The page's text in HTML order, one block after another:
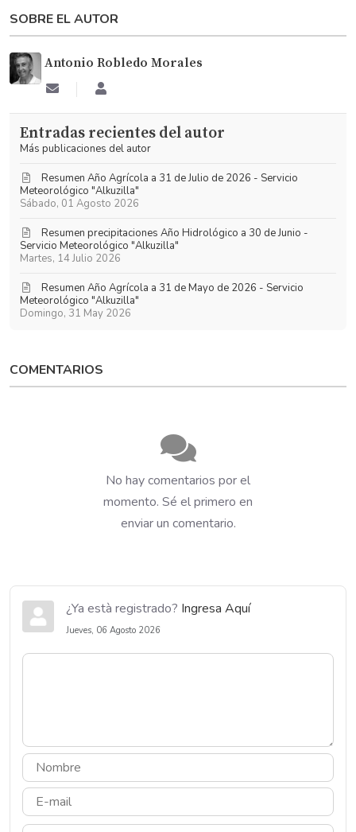
SOBRE EL AUTOR
Antonio Robledo Morales
Suscribirse
las
actualizaciones
Morales
Entradas recientes del autor
Más publicaciones del autor
Sábado, 01 Agosto 2026
Resumen Año Agrícola a 31 de Julio de 2026 - Servicio
Meteorológico "Alkuzilla"
Martes, 14 Julio 2026
Resumen precipitaciones Año Hidrológico a 30 de Junio -
Servicio Meteorológico "Alkuzilla"
Domingo, 31 May 2026
Resumen Año Agrícola a 31 de Mayo de 2026 - Servicio
Meteorológico "Alkuzilla"
COMENTARIOS
No hay comentarios por el
momento. Sé el primero en
enviar un comentario.
¿Ya està registrado? Ingresa Aquí
Jueves, 06 Agosto 2026